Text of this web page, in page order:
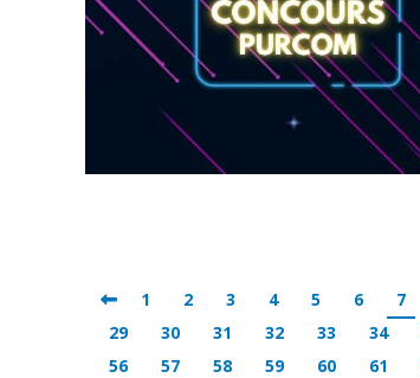
1 2 3 4 5 6 7
29
30 31 32 33 34
56
57 58 59 60 61